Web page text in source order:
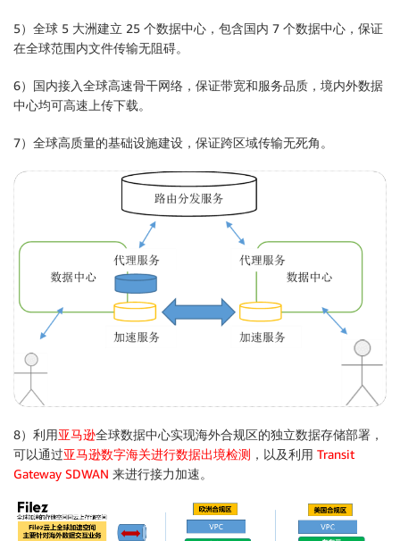
5）全球 5 大洲建立 25 个数据中心，包含国内 7 个数据中心，保证
在全球范围内文件传输无阻碍。
6）国内接入全球高速骨干网络，保证带宽和服务品质，境内外数据
中心均可高速上传下载。
7）全球高质量的基础设施建设，保证跨区域传输无死角。
8）利用亚马逊全球数据中心实现海外合规区的独立数据存储部署，
可以通过亚马逊数字海关进行数据出境检测 ，以及利用 Transit
Gateway SDWAN 来进行接力加速。